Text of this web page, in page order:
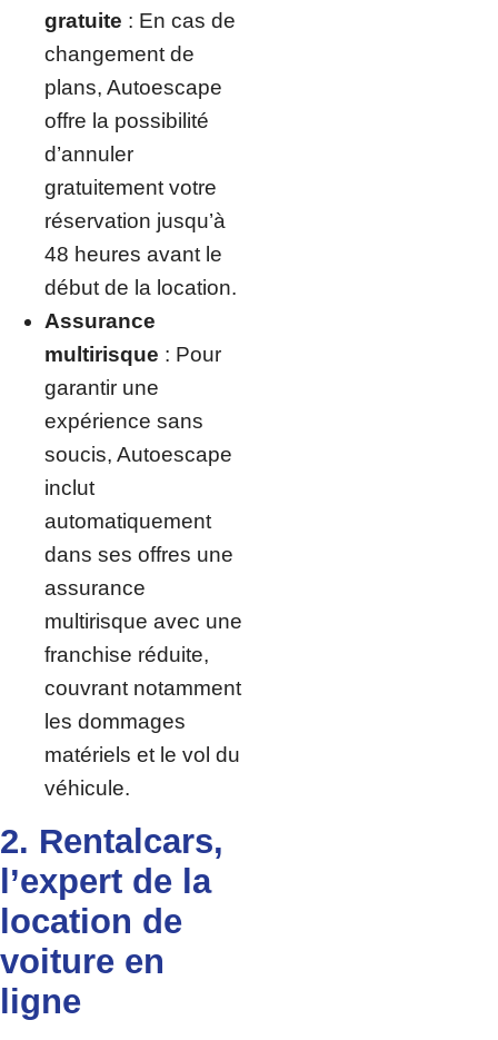
gratuite : En cas de
changement de
plans, Autoescape
offre la possibilité
d’annuler
gratuitement votre
réservation jusqu’à
48 heures avant le
début de la location.
Assurance
multirisque : Pour
garantir une
expérience sans
soucis, Autoescape
inclut
automatiquement
dans ses offres une
assurance
multirisque avec une
franchise réduite,
couvrant notamment
les dommages
matériels et le vol du
véhicule.
2. Rentalcars,
l’expert de la
location de
voiture en
ligne